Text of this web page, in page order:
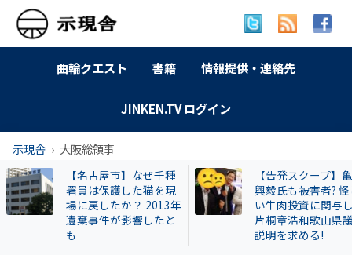
曲輪クエスト 書籍 情報提供・連絡先
JINKEN.TV ログイン
示現舎 大阪総領事
【名古屋市】なぜ千種
署員は保護した猫を現
場に戻したか？ 2013年
遺棄事件が影響したと
も
【告発スクープ】
興毅氏も被害者?
い牛肉投資に関与
片桐章浩和歌山県
説明を求める!